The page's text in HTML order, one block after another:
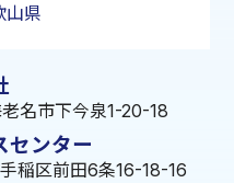
山県
名市下今泉1-20-18
センター
稲区前田6条16-18-16